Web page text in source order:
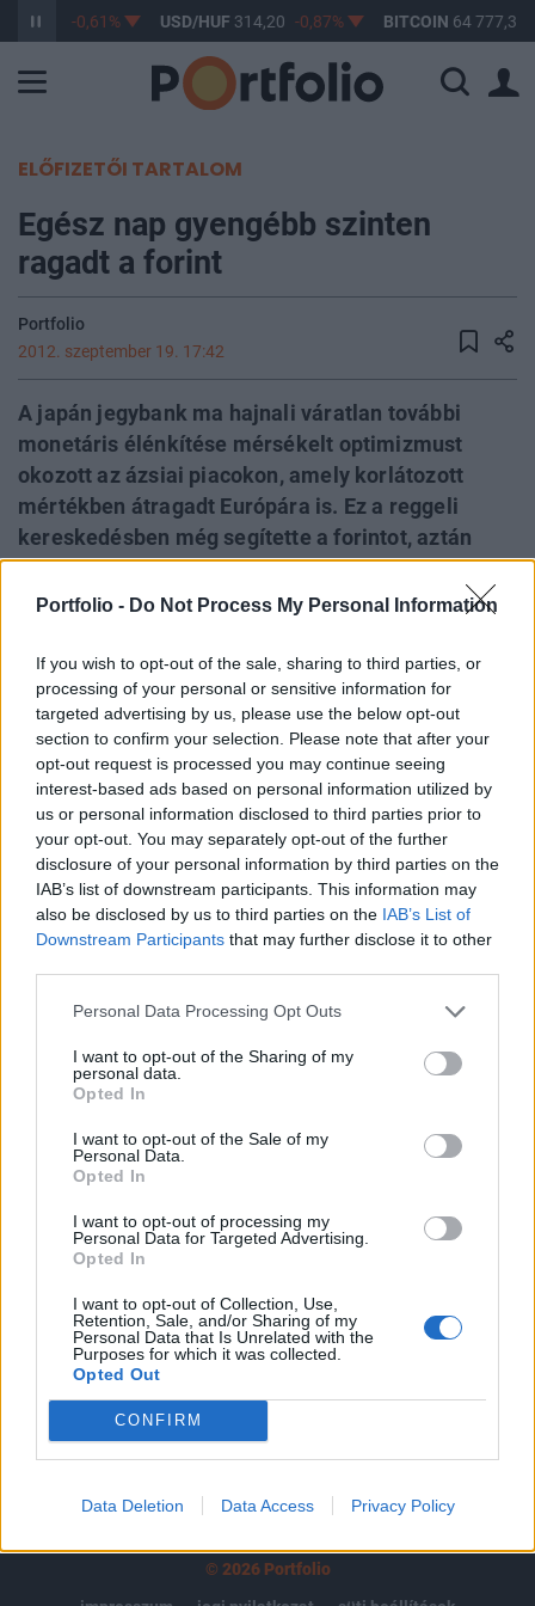
Portfolio - Do Not Process My Personal Information
If you wish to opt-out of the sale, sharing to third parties, or
processing of your personal or sensitive information for
targeted advertising by us, please use the below opt-out
section to confirm your selection. Please note that after your
opt-out request is processed you may continue seeing
interest-based ads based on personal information utilized by
us or personal information disclosed to third parties prior to
your opt-out. You may separately opt-out of the further
disclosure of your personal information by third parties on the
IAB’s list of downstream participants. This information may
also be disclosed by us to third parties on the IAB’s List of
Downstream Participants that may further disclose it to other
Personal Data Processing Opt Outs
I want to opt-out of the Sharing of my
personal data.
Opted In
I want to opt-out of the Sale of my
Personal Data.
Opted In
I want to opt-out of processing my
Personal Data for Targeted Advertising.
Opted In
I want to opt-out of Collection, Use,
Retention, Sale, and/or Sharing of my
Personal Data that Is Unrelated with the
Purposes for which it was collected.
Opted Out
CONFIRM
Data Deletion Data Access Privacy Policy
363,17 -0,61% USD/HUF 314,20 -0,87% BITCOIN 64 777,38
ELŐFIZETŐI TARTALOM
Egész nap gyengébb szinten
ragadt a forint
Portfolio
2012. szeptember 19. 17:42
A japán jegybank ma hajnali váratlan további
monetáris élénkítése mérsékelt optimizmust
okozott az ázsiai piacokon, amely korlátozott
mértékben átragadt Európára is. Ez a reggeli
kereskedésben még segítette a forintot, aztán
hirtelen gyengülés következett, amelyet egész
nap nem is tudott ledolgozni a magyar
nem változtattak érdemben a nemzetközi
befektetői hangulaton, azaz összességében
továbbra is kitartott az optimizmus a tőzsdéken,
illetve a kockázati étvágy a globális piacokon.
2012. szeptember 19. 17:42 Megosztás Egész nap
gyengébb szinten ragadt a forint A reggeli hirtelen
gyengülés után csendes kereskedés következett a nap
legnagyobb részében a bankközi piacon, de a forint a
viszonylag jó klpiaci hangulat mellett sem tudott...
KEDVES OLVASÓNK!
tartozik, melynek olvasása előfizetéses
regisztrációhoz kötött.
Az előfizetés a következőket tartalmazza:
Portfolio.hu teljes cikkarchívum
kötéslistái
Előfizetés
MÁR ELŐFIZETŐNK VAGY?
© 2026 Portfolio